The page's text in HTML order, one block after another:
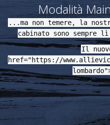
Modalità
...ma non temere, la
cabinato sono
Il
href="https://